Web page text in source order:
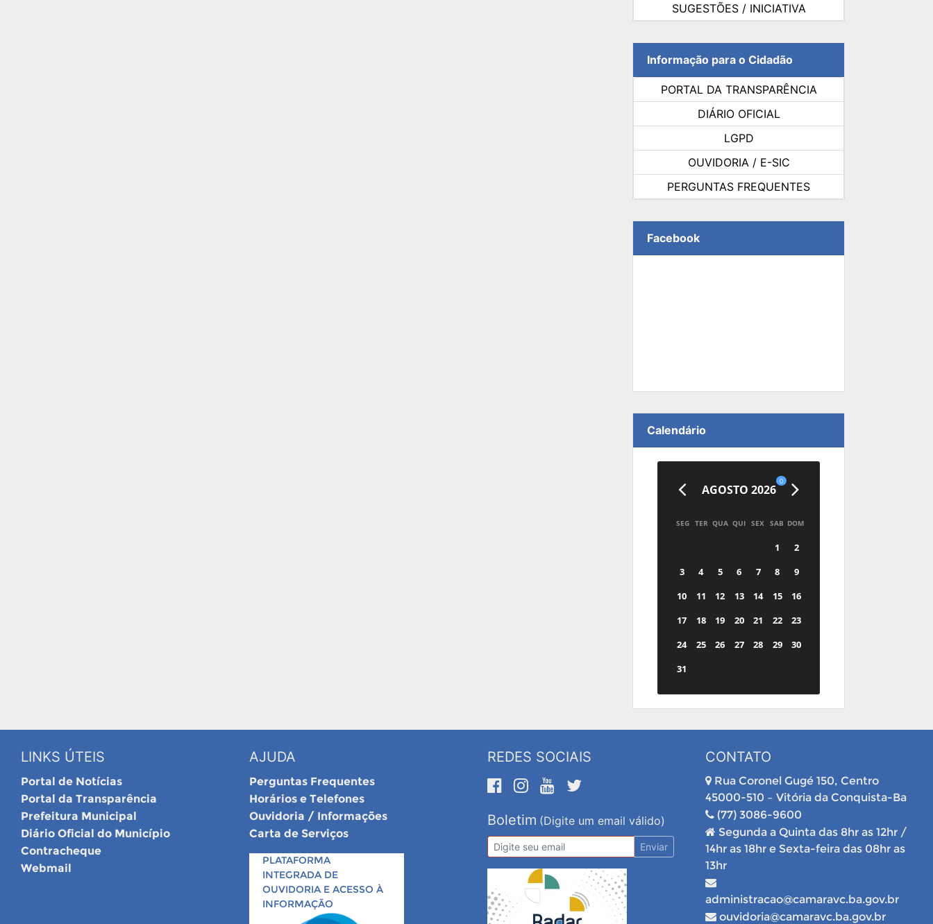
SUGESTÕES / INICIATIVA
Informação para o Cidadão
PORTAL DA TRANSPARÊNCIA
DIÁRIO OFICIAL
LGPD
OUVIDORIA / E-SIC
PERGUNTAS FREQUENTES
Facebook
Calendário
AGOSTO 2026
0
SEG TER QUA QUI SEX SAB DOM
1
2
3
4 5 6 7 8
9
10
11 12 13 14 15
16
17
18 19 20 21 22
23
24
25 26 27 28 29
30
31
LINKS ÚTEIS
Portal de Notícias
Portal da Transparência
Prefeitura Municipal
Diário Oficial do Município
Contracheque
Webmail
AJUDA
Perguntas Frequentes
Horários e Telefones
Ouvidoria / Informações
Carta de Serviços
PLATAFORMA
INTEGRADA DE
OUVIDORIA E ACESSO À
INFORMAÇÃO
REDES SOCIAIS
Boletim (Digite um email válido)
Enviar
CONTATO
Rua Coronel Gugé 150, Centro
45000-510 – Vitória da Conquista-Ba
(77) 3086-9600
Segunda a Quinta das 8hr as 12hr /
14hr as 18hr e Sexta-feira das 08hr as
13hr
administracao@camaravc.ba.gov.br
ouvidoria@camaravc.ba.gov.br